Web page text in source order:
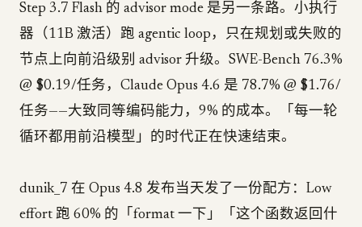
Step 3.7 Flash 的 advisor mode 是另一条路。小执行
器（11B 激活）跑 agentic loop，只在规划或失败的
节点上向前沿级别 advisor 升级。SWE-Bench 76.3%
@ $0.19/任务，Claude Opus 4.6 是 78.7% @ $1.76/
任务——大致同等编码能力，9% 的成本。「每一轮
循环都用前沿模型」的时代正在快速结束。
dunik_7 在 Opus 4.8 发布当天发了一份配方：Low
effort 跑 60% 的「format 一下」「这个函数返回什